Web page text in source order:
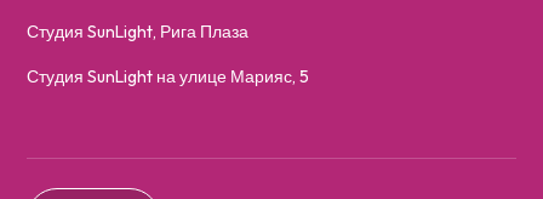
Студия SunLight, Рига Плаза
Студия SunLight на улице Марияс, 5